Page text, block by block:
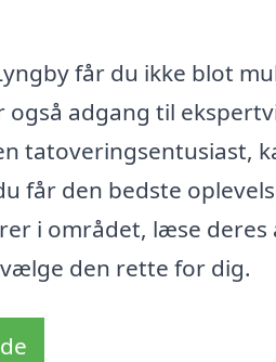
får du ikke blot
adgang til
tatoveringsentusiast,
får den bedste
i området, læse deres
den rette for dig.